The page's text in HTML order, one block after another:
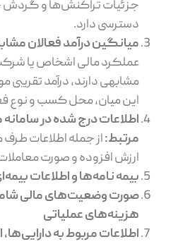
جزئیات تراکنش‌ها و
دسترسی دارد.
میانگین درآمد فعالان
عملکرد مالی اشخاص یا
مشابهی دارند، درآمد تقریبی
این میان، محل کسب و نوع
اطلاعات درج‌ شده در
مرتبط:از جمله اطلاعات طرف
ارزش افزوده و صورت
بیمه ‌نامه‌ها و اطلاعات
صورت ‌وضعیت‌های مالی
هزینه‌های عملیاتی
اطلاعات مربوط به